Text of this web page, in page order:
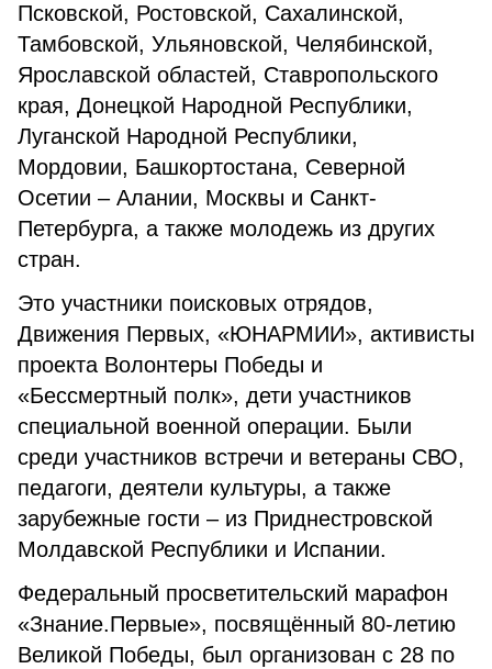
Псковской, Ростовской, Сахалинской,
Тамбовской, Ульяновской, Челябинской,
Ярославской областей, Ставропольского
края, Донецкой Народной Республики,
Луганской Народной Республики,
Мордовии, Башкортостана, Северной
Осетии – Алании, Москвы и Санкт-
Петербурга, а также молодежь из других
стран.
Это участники поисковых отрядов,
Движения Первых, «ЮНАРМИИ», активисты
проекта Волонтеры Победы и
«Бессмертный полк», дети участников
специальной военной операции. Были
среди участников встречи и ветераны СВО,
педагоги, деятели культуры, а также
зарубежные гости – из Приднестровской
Молдавской Республики и Испании.
Федеральный просветительский марафон
«Знание.Первые», посвящённый 80-летию
Великой Победы, был организован с 28 по